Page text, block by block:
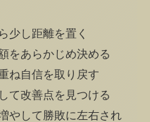
少し距離を置く
をあらかじめ決める
ね自信を取り戻す
て改善点を見つける
やして勝敗に左右され